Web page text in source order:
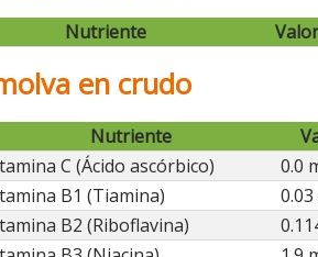
Nutriente Valor
en crudo
Nutriente
C (Ácido ascórbico)
0.0
B1 (Tiamina)
B2 (Riboflavina)